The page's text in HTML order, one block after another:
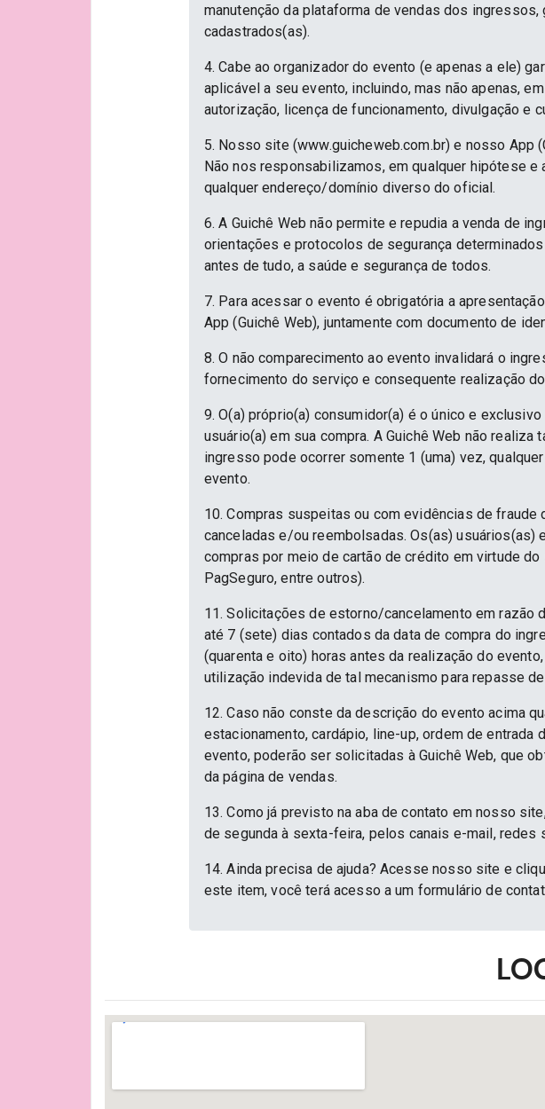
manutenção da plataforma de vendas dos
cadastrados(as).
4. Cabe ao organizador do evento (e apenas a ele)
aplicável a seu evento, incluindo, mas não apenas,
autorização, licença de funcionamento, divulgação
5. Nosso site (www.guicheweb.com.br) e nosso App
Não nos responsabilizamos, em qualquer hipótese
qualquer endereço/domínio diverso do oficial.
6. A Guichê Web não permite e repudia a venda de
orientações e protocolos de segurança
antes de tudo, a saúde e segurança de todos.
7. Para acessar o evento é obrigatória a
App (Guichê Web), juntamente com documento de
8. O não comparecimento ao evento invalidará o
fornecimento do serviço e consequente realização
9. O(a) próprio(a) consumidor(a) é o único e
usuário(a) em sua compra. A Guichê Web não
ingresso pode ocorrer somente 1 (uma) vez,
evento.
10. Compras suspeitas ou com evidências de
canceladas e/ou reembolsadas. Os(as)
compras por meio de cartão de crédito em virtude
PagSeguro, entre outros).
11. Solicitações de estorno/cancelamento em
até 7 (sete) dias contados da data de compra do
(quarenta e oito) horas antes da realização do
utilização indevida de tal mecanismo para repasse
12. Caso não conste da descrição do evento acima
estacionamento, cardápio, line-up, ordem de
evento, poderão ser solicitadas à Guichê Web, que
da página de vendas.
13. Como já previsto na aba de contato em nosso
de segunda à sexta-feira, pelos canais e-mail, redes
14. Ainda precisa de ajuda? Acesse nosso site e
este item, você terá acesso a um formulário de